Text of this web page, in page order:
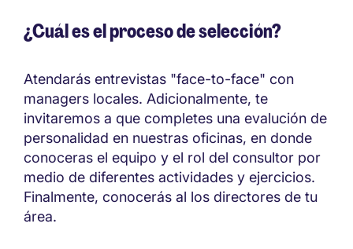
¿Cuál es el proceso de selección?
Atendarás entrevistas "face-to-face" con
managers locales. Adicionalmente, te
invitaremos a que completes una evalución de
personalidad en nuestras oficinas, en donde
conoceras el equipo y el rol del consultor por
medio de diferentes actividades y ejercicios.
Finalmente, conocerás al los directores de tu
área.